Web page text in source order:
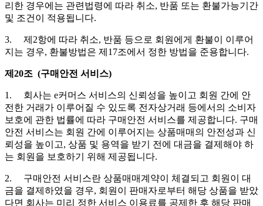
리한 경우에는 관련법령에 따라 취소, 반품 또는 환불가능기간
및 조건이 적용됩니다.
3. 제2항에 따라 취소, 반품 등으로 회원에게 환불이 이루어
지는 경우, 환불방법은 제17조에서 정한 방법을 준용합니다.
제20조 (구매안전 서비스)
1. 회사는 e커머스 서비스의 신뢰성을 높이고 회원 간에 안
전한 거래가 이루어질 수 있도록 전자상거래 등에서의 소비자
보호에 관한 법률에 따라 구매안전 서비스를 제공합니다. 구매
안전 서비스는 회원 간에 이루어지는 상품매매의 안전성과 신
뢰성을 높이고, 상품 및 용역을 받기 전에 대금을 결제해야 하
는 회원을 보호하기 위해 제공됩니다.
2. 구매안전 서비스란 상품매매계약이 체결되고 회원이 대
금을 결제하였을 경우, 회원이 판매자로부터 해당 상품을 받았
다면 회사는 미리 정한 서비스 이용료를 공제한 후 해당 판매